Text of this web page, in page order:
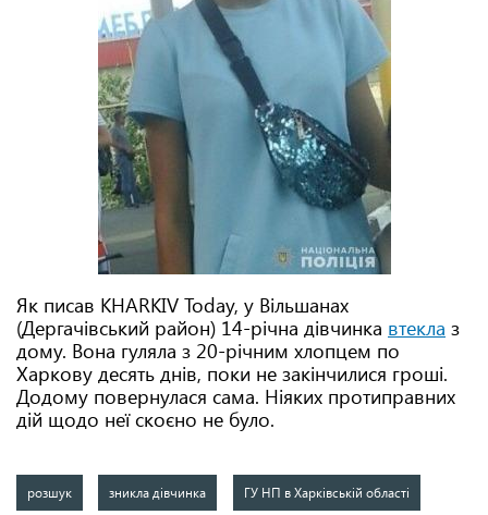
Як писав KHARKIV Today, у Вільшанах
(Дергачівський район) 14-річна дівчинка втекла з
дому. Вона гуляла з 20-річним хлопцем по
Харкову десять днів, поки не закінчилися гроші.
Додому повернулася сама. Ніяких протиправних
дій щодо неї скоєно не було.
розшук зникла дівчинка ГУ НП в Харківській області